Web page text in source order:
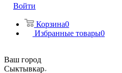
Войти
Корзина0
Избранные товары0
Ваш город
Сыктывкар